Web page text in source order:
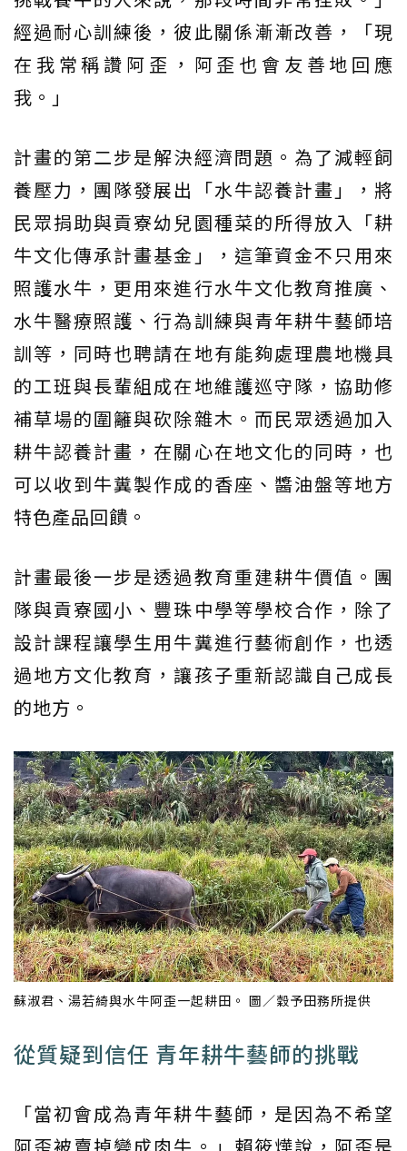
經過耐心訓練後，彼此關係漸漸改善，「現
在我常稱讚阿歪，阿歪也會友善地回應
我。」
計畫的第二步是解決經濟問題。為了減輕飼
養壓力，團隊發展出「水牛認養計畫」，將
民眾捐助與貢寮幼兒園種菜的所得放入「耕
牛文化傳承計畫基金」，這筆資金不只用來
照護水牛，更用來進行水牛文化教育推廣、
水牛醫療照護、行為訓練與青年耕牛藝師培
訓等，同時也聘請在地有能夠處理農地機具
的工班與長輩組成在地維護巡守隊，協助修
補草場的圍籬與砍除雜木。而民眾透過加入
耕牛認養計畫，在關心在地文化的同時，也
可以收到牛糞製作成的香座、醬油盤等地方
特色產品回饋。
計畫最後一步是透過教育重建耕牛價值。團
隊與貢寮國小、豐珠中學等學校合作，除了
設計課程讓學生用牛糞進行藝術創作，也透
過地方文化教育，讓孩子重新認識自己成長
的地方。
蘇淑君、湯若綺與水牛阿歪一起耕田。 圖／穀予田務所提供
從質疑到信任 青年耕牛藝師的挑戰
「當初會成為青年耕牛藝師，是因為不希望